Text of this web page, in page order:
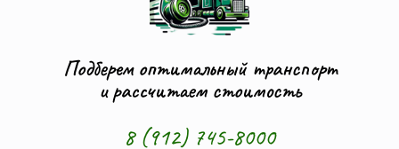
Подберем оптимальный транспорт
и рассчитаем стоимость
8 (912) 745-8000